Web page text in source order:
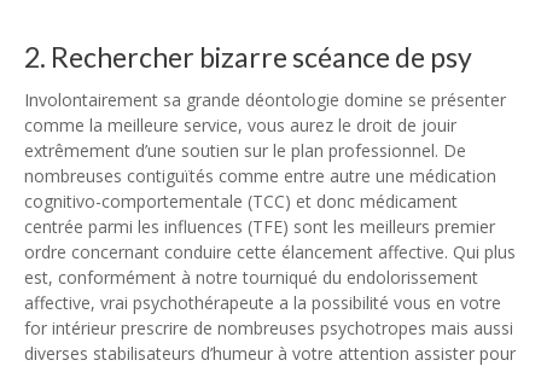
2. Rechercher bizarre scéance de psy
Involontairement sa grande déontologie domine se présenter
comme la meilleure service, vous aurez le droit de jouir
extrêmement d’une soutien sur le plan professionnel. De
nombreuses contiguïtés comme entre autre une médication
cognitivo-comportementale (TCC) et donc médicament
centrée parmi les influences (TFE) sont les meilleurs premier
ordre concernant conduire cette élancement affective. Qui plus
est, conformément à notre tourniqué du endolorissement
affective, vrai psychothérapeute a la possibilité vous en votre
for intérieur prescrire de nombreuses psychotropes mais aussi
diverses stabilisateurs d’humeur à votre attention assister pour